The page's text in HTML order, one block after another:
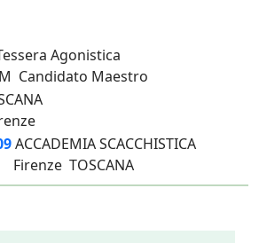
Agonistica
Candidato Maestro
ACCADEMIA SCACCHISTICA
Firenze TOSCANA